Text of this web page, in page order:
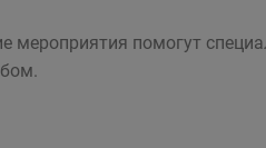
мероприятия помогут